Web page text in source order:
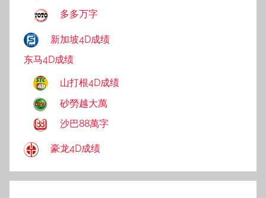
多多万字
新加坡4D成绩
东马4D成绩
山打根4D成绩
砂勞越大萬
沙巴88萬字
豪龙4D成绩